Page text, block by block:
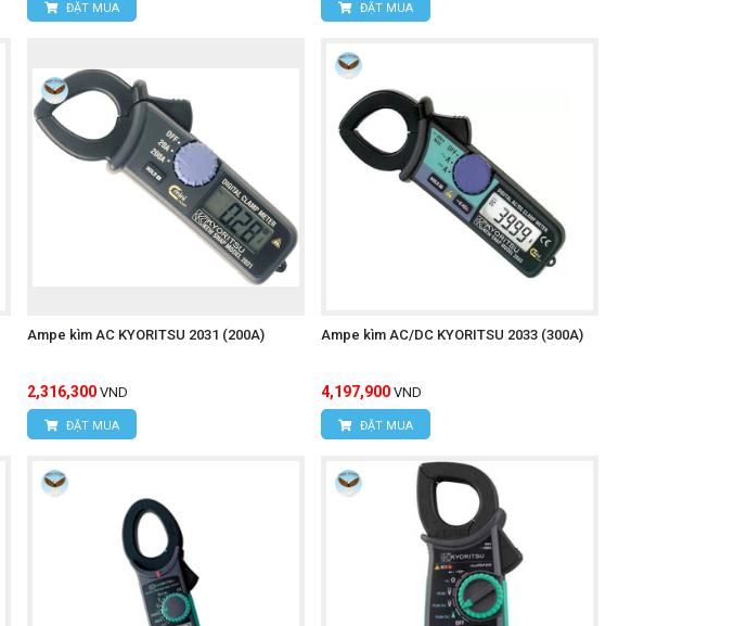
ĐẶT MUA ĐẶT MUA
Ampe kìm AC KYORITSU 2031 (200A)
2,316,300 VND
ĐẶT MUA
Ampe kìm AC/DC KYORITSU 2033 (300A)
4,197,900 VND
ĐẶT MUA